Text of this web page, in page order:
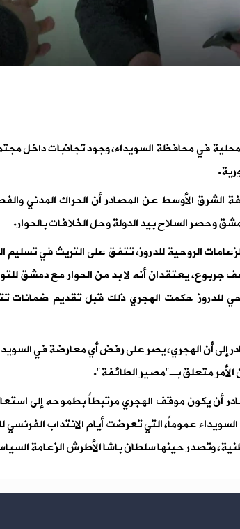
في محافظة السويداء، وجود تجاذبات داخل
الأوسط عن المصادر أن الحراك المدني
وحصر السلاح بيد الدولة وحل الخلافات بالحوار.
الروحية للدروز، تتفق على التريث في
جربوع، يعتقدان أنه لا بد من الحوار مع دمشق
للدروز حكمت الهجري ذلك قبل تقديم ضمانات
إلى أن الهجري، يصر على رفض أي معارضة في
الأمر متعلق بـ"مصير الطائفة".
أن يكون موقف الهجري مرتبطاً بطموحه إلى
عموماً، التي تعرضت أيام الانتداب
وتصدر حينها سلطان باشا الأطرش الزعامة